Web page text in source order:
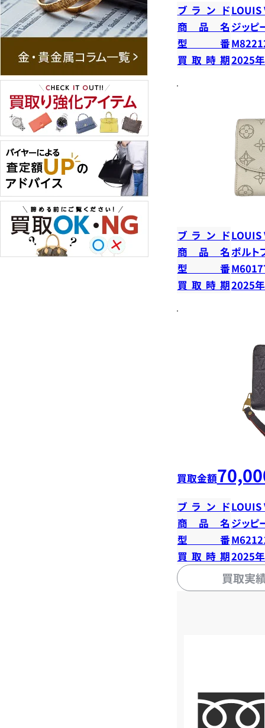
ブランドLOUIS
商品名 ジッピ
型番
買取時期2025
ブランドLOUIS
商品名ポルト
型番
買取時期2025
買取金額
ブランドLOUIS
商品名 ジッピ
型番
買取時期2025
買取実